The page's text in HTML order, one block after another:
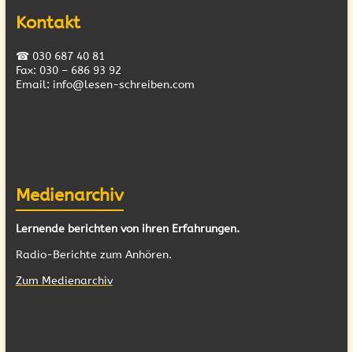
Kontakt
☎ 030 687 40 81
Fax: 030 – 686 93 92
Email: info@lesen-schreiben.com
Medienarchiv
Lernende berichten von ihren Erfahrungen.
Radio-Berichte zum Anhören.
Zum Medienarchiv